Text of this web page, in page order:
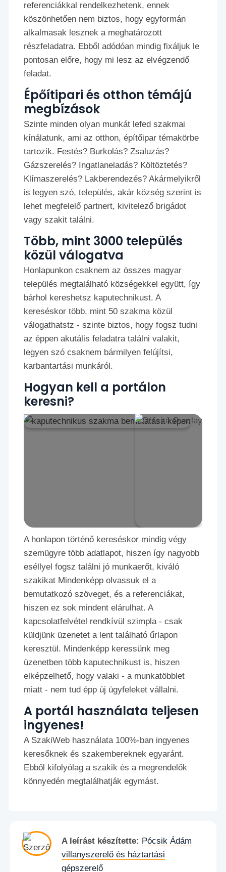
referenciákkal rendelkezhetenk, ennek
köszönhetően nem biztos, hogy egyformán
alkalmasak lesznek a meghatározott
részfeladatra. Ebből adódóan mindig fixáljuk le
pontosan előre, hogy mi lesz az elvégzendő
feladat.
Épőítipari és otthon témájú
megbízások
Szinte minden olyan munkát lefed szakmai
kínálatunk, ami az otthon, építőipar témakörbe
tartozik. Festés? Burkolás? Zsaluzás?
Gázszerelés? Ingatlaneladás? Költöztetés?
Klímaszerelés? Lakberendezés? Akármelyikről
is legyen szó, település, akár község szerint is
lehet megfelelő partnert, kivitelező brigádot
vagy szakit találni.
Több, mint 3000 település
közül válogatva
Honlapunkon csaknem az összes magyar
település megtalálható községekkel együtt, így
bárhol kereshetsz kaputechnikust. A
kereséskor több, mint 50 szakma közül
válogathatstz - szinte biztos, hogy fogsz tudni
az éppen akutális feladatra találni valakit,
legyen szó csaknem bármilyen felújítsi,
karbantartási munkáról.
Hogyan kell a portálon
keresni?
A honlapon történő kereséskor mindig végy
szemügyre több adatlapot, hiszen így nagyobb
eséllyel fogsz találni jó munkaerőt, kiváló
szakikat Mindenképp olvassuk el a
bemutatkozó szöveget, és a referenciákat,
hiszen ez sok mindent elárulhat. A
kapcsolatfelvétel rendkívül szimpla - csak
küldjünk üzenetet a lent található űrlapon
keresztül. Mindenképp keressünk meg
üzenetben több kaputechnikust is, hiszen
elképzelhető, hogy valaki - a munkatöbblet
miatt - nem tud épp új ügyfeleket vállalni.
A portál használata teljesen
ingyenes!
A SzakiWeb használata 100%-ban ingyenes
keresőknek és szakembereknek egyaránt.
Ebből kifolyólag a szakik és a megrendelők
könnyedén megtalálhatják egymást.
A leírást készítette: Pócsik Ádám
villanyszerelő és háztartási
gépszerelő